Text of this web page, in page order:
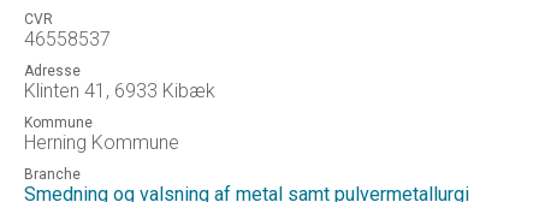
CVR
46558537
Adresse
Klinten 41, 6933 Kibæk
Kommune
Herning Kommune
Branche
Smedning og valsning af metal samt pulvermetallurgi